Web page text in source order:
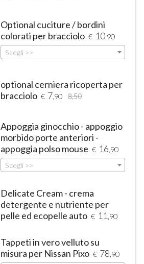
Optional cuciture / bordini
colorati per bracciolo € 10 ,90
Scegli >>
optional cerniera ricoperta per
bracciolo € 7 ,90 8,50
Appoggia ginocchio - appoggio
morbido porte anteriori -
appoggia polso mouse € 16 ,90
Scegli >>
Delicate Cream - crema
detergente e nutriente per
pelle ed ecopelle auto € 11 ,90
Tappeti in vero velluto su
misura per Nissan Pixo € 78 ,90